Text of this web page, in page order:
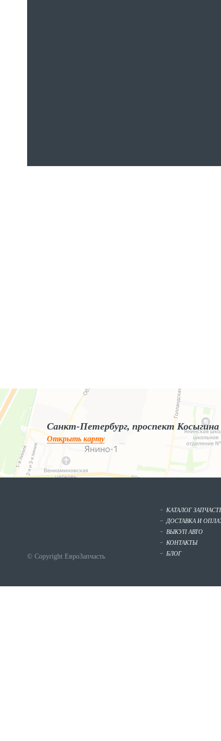
Яндекс.Карты
Яндекс.Карты — поиск мест и адресов, городской транспорт
Санкт-Петербург, проспект Косыгина
Открыть карту
© Copyright ЕвроЗапчасть
КАТАЛОГ
ДОСТАВКА И
ВЫКУП АВТО
КОНТАКТЫ
БЛОГ